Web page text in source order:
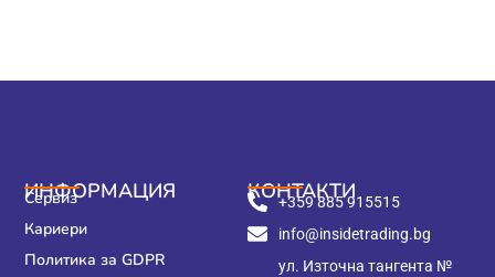
КОНТАКТИ
+359 885 915515
info@insidetrading.bg
ул. Източна тангента №
ИНФОРМАЦИЯ
Сервиз
Кариери
Политика за GDPR